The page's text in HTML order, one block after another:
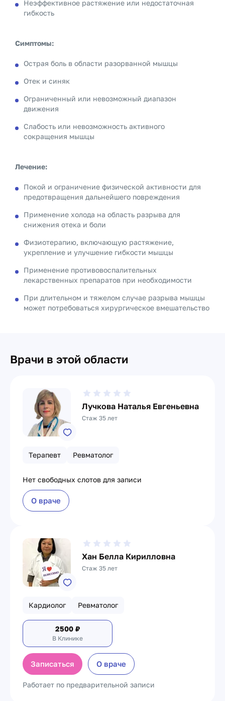
Неэффективное растяжение или недостаточная
гибкость
Симптомы:
Острая боль в области разорванной мышцы
Отек и синяк
Ограниченный или невозможный диапазон
движения
Слабость или невозможность активного
сокращения мышцы
Лечение:
Покой и ограничение физической активности для
предотвращения дальнейшего повреждения
Применение холода на область разрыва для
снижения отека и боли
Физиотерапию, включающую растяжение,
укрепление и улучшение гибкости мышцы
Применение противовоспалительных
лекарственных препаратов при необходимости
При длительном и тяжелом случае разрыва мышцы
может потребоваться хирургическое вмешательство
Врачи в этой области
Лучкова Наталья Евгеньевна
Стаж 35 лет
Терапевт Ревматолог
Нет свободных слотов для записи
О враче
Хан Белла Кирилловна
Стаж 35 лет
Кардиолог Ревматолог
2500 ₽
В Клинике
Записаться О враче
Работает по предварительной записи